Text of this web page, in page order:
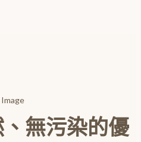
無污染的優